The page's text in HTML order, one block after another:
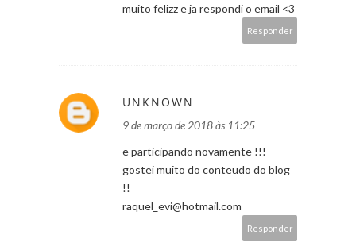
muito felizz e ja respondi o email <3
Responder
UNKNOWN
9 de março de 2018 às 11:25
e participando novamente !!!
gostei muito do conteudo do blog
!!
raquel_evi@hotmail.com
Responder